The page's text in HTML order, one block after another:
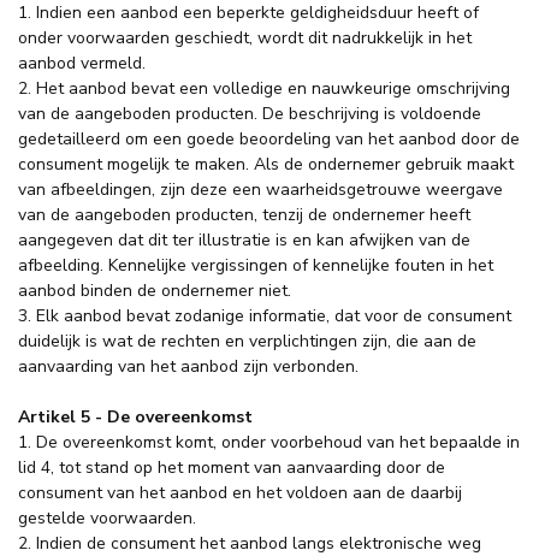
1. Indien een aanbod een beperkte geldigheidsduur heeft of
onder voorwaarden geschiedt, wordt dit nadrukkelijk in het
aanbod vermeld.
2. Het aanbod bevat een volledige en nauwkeurige omschrijving
van de aangeboden producten. De beschrijving is voldoende
gedetailleerd om een goede beoordeling van het aanbod door de
consument mogelijk te maken. Als de ondernemer gebruik maakt
van afbeeldingen, zijn deze een waarheidsgetrouwe weergave
van de aangeboden producten, tenzij de ondernemer heeft
aangegeven dat dit ter illustratie is en kan afwijken van de
afbeelding. Kennelijke vergissingen of kennelijke fouten in het
aanbod binden de ondernemer niet.
3. Elk aanbod bevat zodanige informatie, dat voor de consument
duidelijk is wat de rechten en verplichtingen zijn, die aan de
aanvaarding van het aanbod zijn verbonden.
Artikel 5 - De overeenkomst
1. De overeenkomst komt, onder voorbehoud van het bepaalde in
lid 4, tot stand op het moment van aanvaarding door de
consument van het aanbod en het voldoen aan de daarbij
gestelde voorwaarden.
2. Indien de consument het aanbod langs elektronische weg